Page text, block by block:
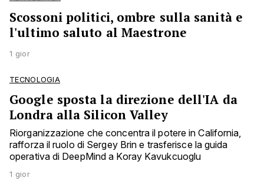
Scossoni politici, ombre sulla sanità e
l'ultimo saluto al Maestrone
1 gior
TECNOLOGIA
Google sposta la direzione dell'IA da
Londra alla Silicon Valley
Riorganizzazione che concentra il potere in California,
rafforza il ruolo di Sergey Brin e trasferisce la guida
operativa di DeepMind a Koray Kavukcuoglu
1 gior